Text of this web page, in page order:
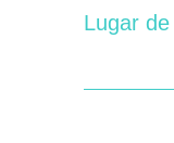
Lugar